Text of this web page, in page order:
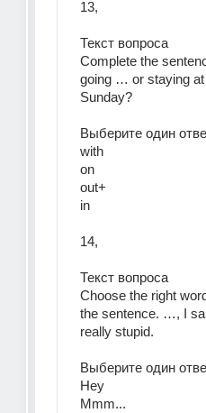
13,
Текст вопроса
Complete the
going … or staying at
Sunday?
Выберите один
with
on
out+
in
14,
Текст вопроса
Choose the right
the sentence. …, I
really stupid.
Выберите один
Hey
Mmm...